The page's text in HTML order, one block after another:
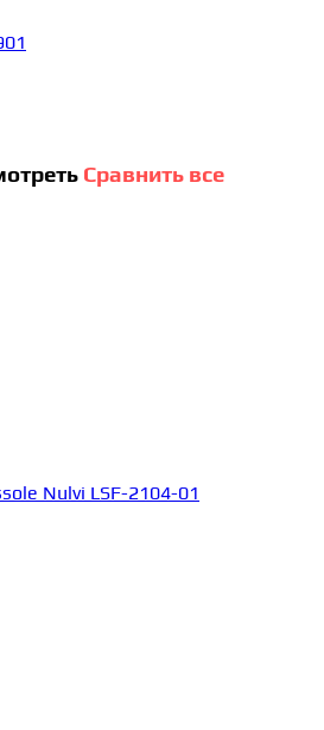
Сравнить все
Nulvi LSF-2104-01